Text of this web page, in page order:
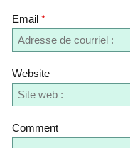
Email *
Website
Comment